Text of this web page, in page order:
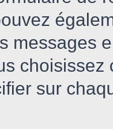
messages
sur